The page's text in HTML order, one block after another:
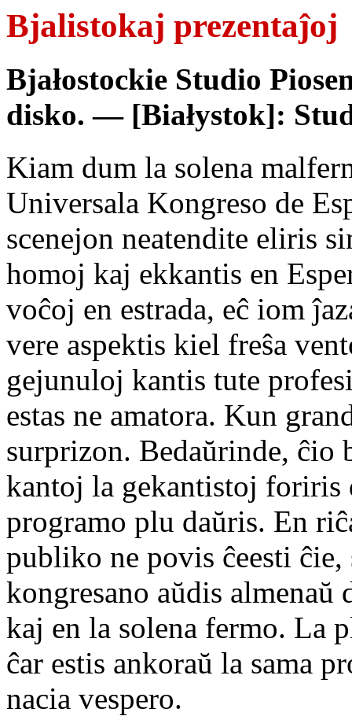
Bjalistokaj prezentaĵoj
Bjałostockie Studio
disko. — [Białystok]:
Kiam dum la solena
Universala Kongreso de
scenejon neatendite eliris
homoj kaj ekkantis en
voĉoj en estrada, eĉ iom
vere aspektis kiel freŝa
gejunuloj kantis tute
estas ne amatora. Kun
surprizon. Bedaŭrinde, ĉio
kantoj la gekantistoj foriris
programo plu daŭris. En
publiko ne povis ĉeesti
kongresano aŭdis
kaj en la solena fermo. La
ĉar estis ankoraŭ la sama
nacia vespero.